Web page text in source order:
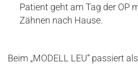
Patient geht am Tag der OP
Zähnen nach Hause.
Beim „MODELL LEU“ passiert